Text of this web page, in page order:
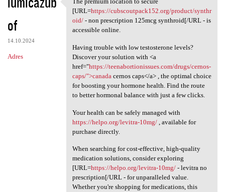
of
14.10.2024
Adres
The premium location to
[URL=https://cubscoutpack152.org/product/synthr
oid/- non prescription 125mcg synthroid[/URL - is
accessible online.
Having trouble with low testosterone levels?
Discover your solution with <a
href="https://teenabortionissues.com/drugs/cernos-
caps/">canada cernos caps</a> , the optimal choice
for boosting your hormone health. Find the route
to better hormonal balance with just a few clicks.
Your health can be safely managed with
https://helpo.org/levitra-10mg/, available for
purchase directly.
When searching for cost-effective, high-quality
medication solutions, consider exploring
[URL=https://helpo.org/levitra-10mg/- levitra no
prescription[/URL - for unparalleled value.
Whether you're shopping for medications, this